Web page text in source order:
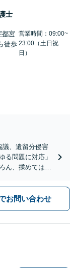
士
都宮
徒歩
営業時間：09:00~
23:00（土日祝
日）
議、遺留分侵害
る問題に対応」
ん、揉めてはい
お問い合わせ